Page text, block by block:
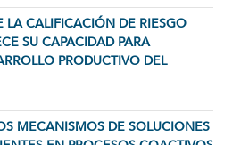
LA CALIFICACIÓN DE RIESGO
SU CAPACIDAD PARA
PRODUCTIVO DEL
MECANISMOS DE SOLUCIONES